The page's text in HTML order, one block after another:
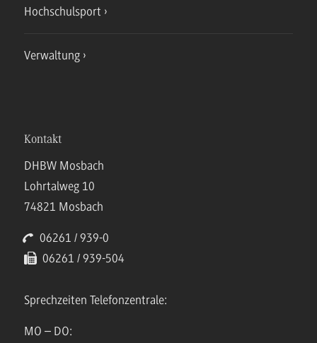
Hochschulsport
Verwaltung
Kontakt
DHBW Mosbach
Lohrtalweg 10
74821 Mosbach
06261 / 939-0
06261 / 939-504
Sprechzeiten Telefonzentrale:
MO – DO: